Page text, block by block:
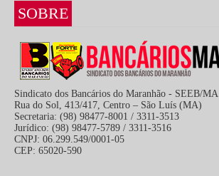
SOBRE
Sindicato dos Bancários do Maranhão - SEEB/MA
Rua do Sol, 413/417, Centro – São Luís (MA)
Secretaria: (98) 98477-8001 / 3311-3513
Jurídico: (98) 98477-5789 / 3311-3516
CNPJ: 06.299.549/0001-05
CEP: 65020-590